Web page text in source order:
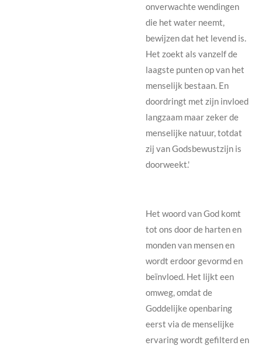
onverwachte wendingen
die het water neemt,
bewijzen dat het levend is.
Het zoekt als vanzelf de
laagste punten op van het
menselijk bestaan. En
doordringt met zijn invloed
langzaam maar zeker de
menselijke natuur, totdat
zij van Godsbewustzijn is
doorweekt.'
Het woord van God komt
tot ons door de harten en
monden van mensen en
wordt erdoor gevormd en
beïnvloed. Het lijkt een
omweg, omdat de
Goddelijke openbaring
eerst via de menselijke
ervaring wordt gefilterd en